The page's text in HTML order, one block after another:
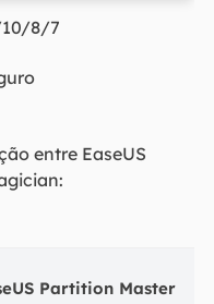
10/8/7
entre EaseUS
Partition Master